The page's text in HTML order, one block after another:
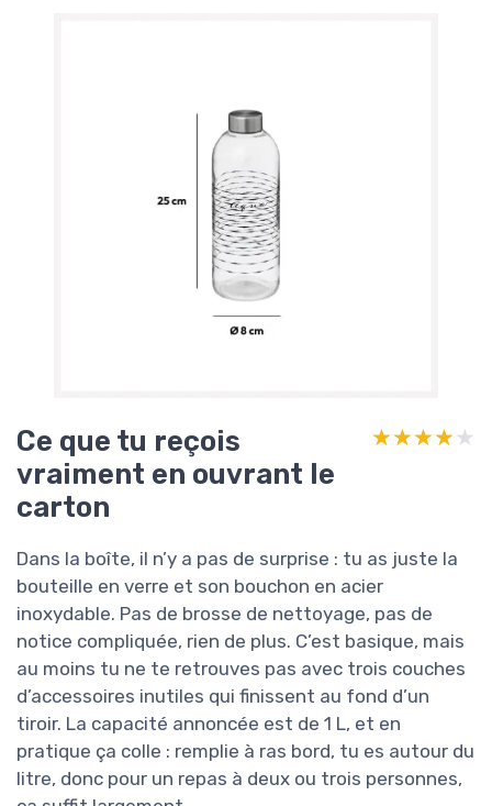
Ce que tu reçois
vraiment en ouvrant le
carton
★★★★★
★★★★★
Dans la boîte, il n’y a pas de surprise : tu as juste la
bouteille en verre et son bouchon en acier
inoxydable. Pas de brosse de nettoyage, pas de
notice compliquée, rien de plus. C’est basique, mais
au moins tu ne te retrouves pas avec trois couches
d’accessoires inutiles qui finissent au fond d’un
tiroir. La capacité annoncée est de 1 L, et en
pratique ça colle : remplie à ras bord, tu es autour du
litre, donc pour un repas à deux ou trois personnes,